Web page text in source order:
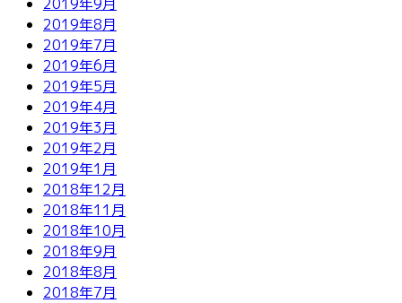
2019年8月
2019年7月
2019年6月
2019年5月
2019年4月
2019年3月
2019年2月
2019年1月
2018年12月
2018年11月
2018年10月
2018年9月
2018年8月
2018年7月